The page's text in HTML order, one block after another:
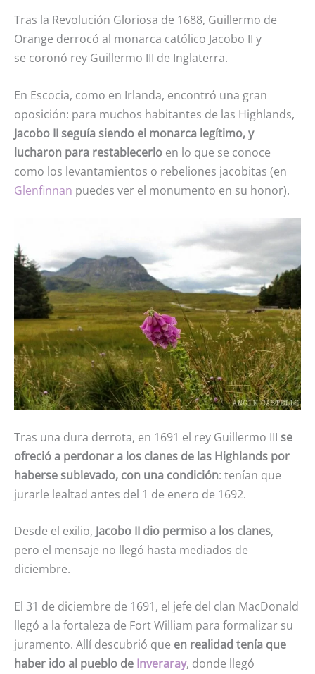
Tras la Revolución Gloriosa de 1688, Guillermo de
Orange derrocó al monarca católico Jacobo II y
se coronó rey Guillermo III de Inglaterra.
En Escocia, como en Irlanda, encontró una gran
oposición: para muchos habitantes de las Highlands,
Jacobo II seguía siendo el monarca legítimo, y
lucharon para restablecerlo en lo que se conoce
como los levantamientos o rebeliones jacobitas (en
Glenfinnan puedes ver el monumento en su honor).
Tras una dura derrota, en 1691 el rey Guillermo III se
ofreció a perdonar a los clanes de las Highlands por
haberse sublevado, con una condición: tenían que
jurarle lealtad antes del 1 de enero de 1692.
Desde el exilio, Jacobo II dio permiso a los clanes,
pero el mensaje no llegó hasta mediados de
diciembre.
El 31 de diciembre de 1691, el jefe del clan MacDonald
llegó a la fortaleza de Fort William para formalizar su
juramento. Allí descubrió que en realidad tenía que
haber ido al pueblo de Inveraray, donde llegó